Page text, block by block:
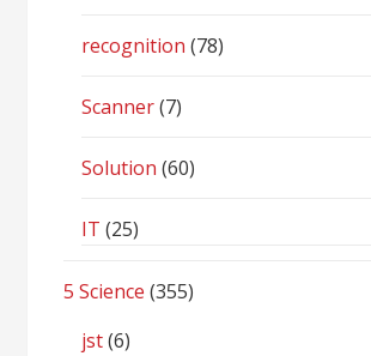
recognition (78)
Scanner(7)
Solution (60)
IT (25)
5 Science (355)
jst(6)